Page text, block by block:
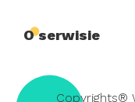
O serwisie
Copyrights®